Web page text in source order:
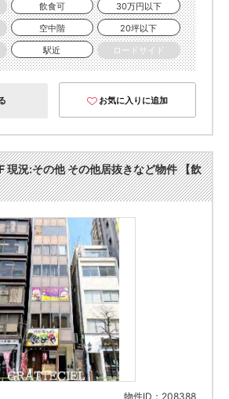
飲食可
30万円以下
空中階
20坪以下
駅近 ロードサイド
お気に入りに追加
現況:その他 その他居抜きなど物件 【飲
物件ID：208388